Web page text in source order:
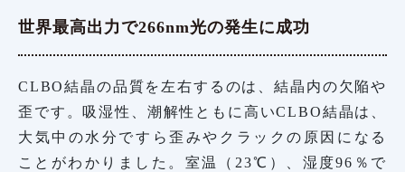
世界最高出力で266nm光の発生に成功
CLBO結晶の品質を左右するのは、結晶内の欠陥や
歪です。吸湿性、潮解性ともに高いCLBO結晶は、
大気中の水分ですら歪みやクラックの原因になる
ことがわかりました。室温（23℃）、湿度96％で